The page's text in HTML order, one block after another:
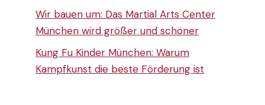
Wir bauen um: Das Martial Arts Center
München wird größer und schöner
Kung Fu Kinder München: Warum
Kampfkunst die beste Förderung ist